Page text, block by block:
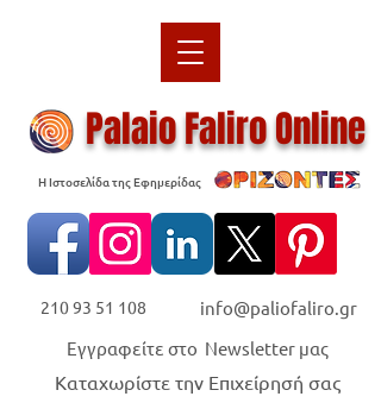
Palaio Faliro Online
Η Ιστοσελίδα της Εφημερίδας
210 93 51 108 info@paliofaliro.gr
Καταχωρίστε την Επιχείρησή σας
Εγγραφείτε στο Newsletter μας